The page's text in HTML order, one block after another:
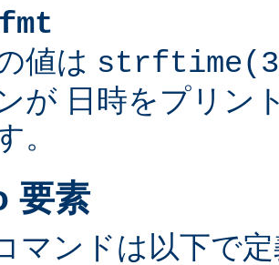
値は
が 日時をプリン
。
要素
マンドは以下で